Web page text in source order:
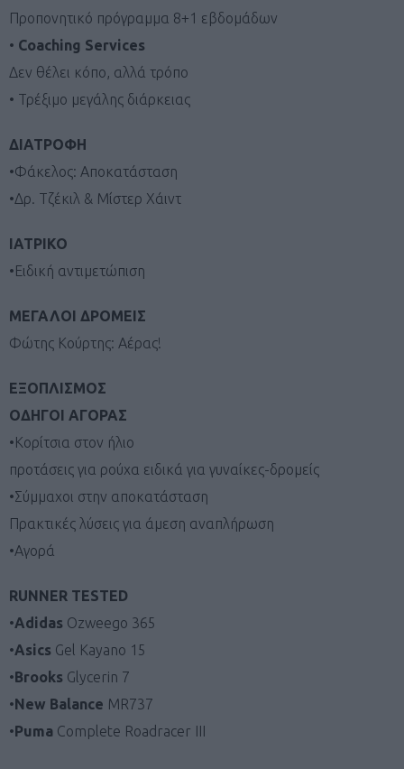
Προπονητικό πρόγραμμα 8+1 εβδομάδων
• Coaching Services
Δεν θέλει κόπο, αλλά τρόπο
• Τρέξιμο μεγάλης διάρκειας
ΔΙΑΤΡΟΦΗ
•Φάκελος: Αποκατάσταση
•Δρ. Τζέκιλ & Μίστερ Χάιντ
ΙΑΤΡΙΚΟ
•Ειδική αντιμετώπιση
ΜΕΓΑΛΟΙ ΔΡΟΜΕΙΣ
Φώτης Κούρτης: Αέρας!
ΕΞΟΠΛΙΣΜΟΣ
ΟΔΗΓΟΙ ΑΓΟΡΑΣ
•Κορίτσια στον ήλιο
προτάσεις για ρούχα ειδικά για γυναίκες-δρομείς
•Σύμμαχοι στην αποκατάσταση
Πρακτικές λύσεις για άμεση αναπλήρωση
•Αγορά
RUNNER TESTED
•Adidas Ozweego 365
•Asics Gel Kayano 15
•Brooks Glycerin 7
•New Balance MR737
•Puma Complete Roadracer III